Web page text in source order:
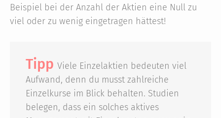
Beispiel bei der Anzahl der Aktien eine Null zu
viel oder zu wenig eingetragen hättest!
Tipp Viele Einzelaktien bedeuten viel
Aufwand, denn du musst zahlreiche
Einzelkurse im Blick behalten. Studien
belegen, dass ein solches aktives